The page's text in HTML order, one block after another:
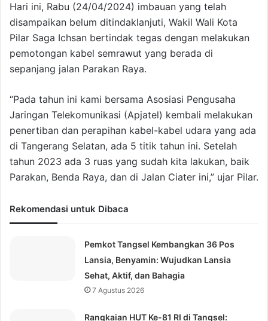
Hari ini, Rabu (24/04/2024) imbauan yang telah
disampaikan belum ditindaklanjuti, Wakil Wali Kota
Pilar Saga Ichsan bertindak tegas dengan melakukan
pemotongan kabel semrawut yang berada di
sepanjang jalan Parakan Raya.
“Pada tahun ini kami bersama Asosiasi Pengusaha
Jaringan Telekomunikasi (Apjatel) kembali melakukan
penertiban dan perapihan kabel-kabel udara yang ada
di Tangerang Selatan, ada 5 titik tahun ini. Setelah
tahun 2023 ada 3 ruas yang sudah kita lakukan, baik
Parakan, Benda Raya, dan di Jalan Ciater ini,” ujar Pilar.
Rekomendasi untuk Dibaca
Pemkot Tangsel Kembangkan 36 Pos
Lansia, Benyamin: Wujudkan Lansia
Sehat, Aktif, dan Bahagia
7 Agustus 2026
Rangkaian HUT Ke-81 RI di Tangsel: